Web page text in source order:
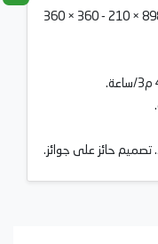
المنتج (العرض × العمق × الارتفاع): 898 × ​​210 - 360 × 360
حائز على جوائز.